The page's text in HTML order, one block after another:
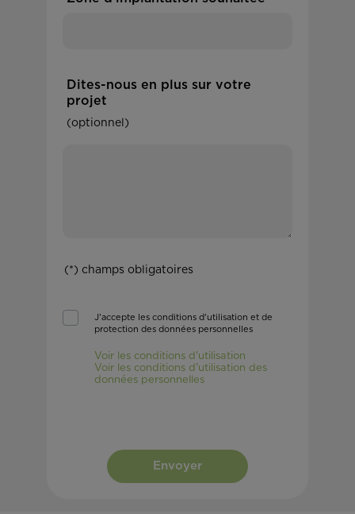
Dites-nous en plus sur votre
projet
(optionnel)
(*) champs obligatoires
J'accepte les conditions d'utilisation et de
protection des données personnelles
Voir les conditions d'utilisation
Voir les conditions d'utilisation des
données personnelles
Envoyer